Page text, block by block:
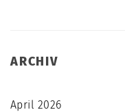
ARCHIV
April 2026